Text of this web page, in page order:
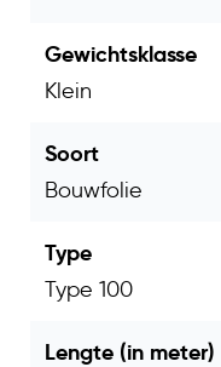
Kleur
Dikte
Afmeting
oppervlakte
Gewichtsklasse
Klein
Soort
Bouwfolie
Type
Type 100
Lengte (in meter)